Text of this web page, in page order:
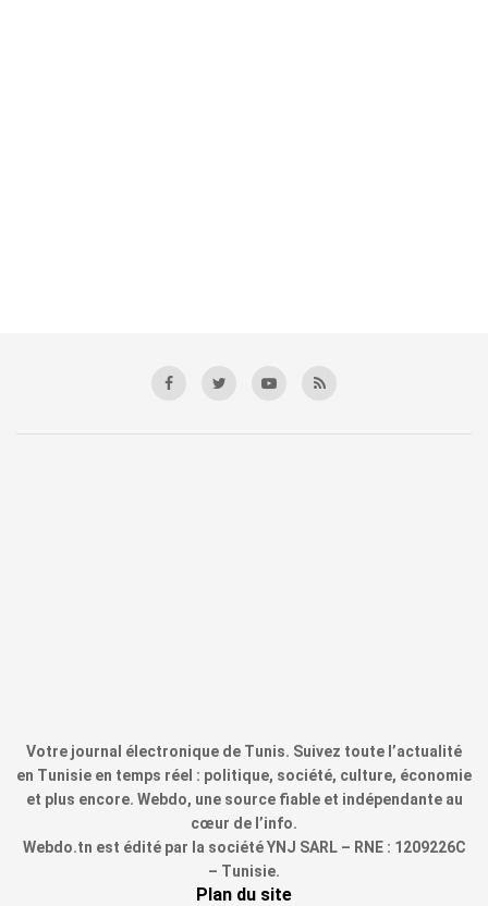
Votre journal électronique de Tunis. Suivez toute l’actualité
en Tunisie en temps réel : politique, société, culture, économie
et plus encore. Webdo, une source fiable et indépendante au
cœur de l’info.
Webdo.tn est édité par la société YNJ SARL – RNE : 1209226C
– Tunisie.
Plan du site